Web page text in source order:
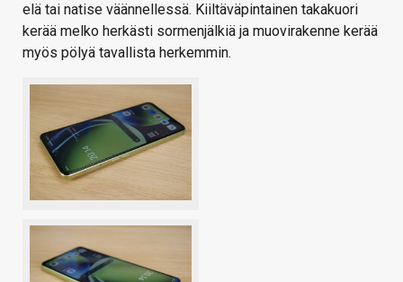
elä tai natise väännellessä. Kiiltäväpintainen takakuori
kerää melko herkästi sormenjälkiä ja muovirakenne kerää
myös pölyä tavallista herkemmin.